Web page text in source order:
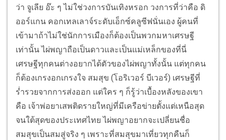
ว่า จูเลีย อ๊ะ ๆ ไม่ใช่วงการบันเทิงหรอก วงการที่ว่าคือ ดิ
ออร์แกน คอกเทลเลาจ์ระดับเอ็กซ์คลูซีฟนั่นเอง ผู้คนที่
เข้ามาถ้าไม่ใช่นักการเมืองก็ต้องเป็นพวกมหาเศรษฐี
เท่านั้น ไผ่พญาถือเป็นดาวและเป็นแม่เหล็กของที่นี่
เศรษฐีทุกคนต่างอยากได้ตัวของไผ่พญาทั้งนั้น แต่ทุกคน
ก็ต้องเกรงอกเกรงใจ สมสุข (โอริเวอร์ บีเวอร์) เศรษฐีที่
ร่ำรวยจากการส่งออก แต่ใคร ๆ ก็รู้ว่าเบื้องหลังของเขา
คือ เจ้าพ่อยาเสพติดรายใหญ่ที่มีเครือข่ายตั้งแต่เหนือสุด
จนใต้สุดของประเทศไทย ไผ่พญาอยากจะเปลี่ยนชื่อ
สมสุขเป็นสมสู่จริง ๆ เพราะที่สมสุขมาเที่ยวทุกคืนก็